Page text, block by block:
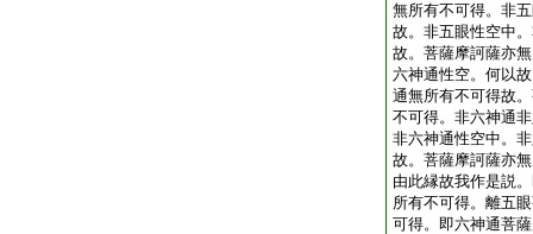
無所有不可得。非
故。非五眼性空中
故。菩薩摩訶薩亦
六神通性空。何以
通無所有不可得故
不可得。非六神通
非六神通性空中。
故。菩薩摩訶薩亦
由此縁故我作是説
所有不可得。離五
可得。即六神通菩